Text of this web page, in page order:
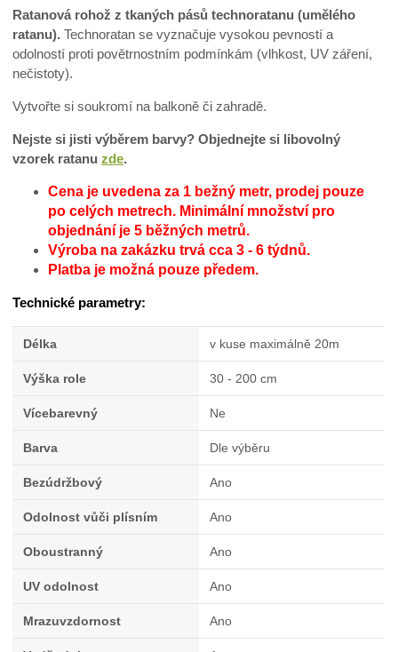
Ratanová rohož z tkaných pásů technoratanu (umělého
ratanu). Technoratan se vyznačuje vysokou pevností a
odolností proti povětrnostním podmínkám (vlhkost, UV záření,
nečistoty).
Vytvořte si soukromí na balkoně či zahradě.
Nejste si jisti výběrem barvy? Objednejte si libovolný
vzorek ratanuzde.
Cena je uvedena za 1 bežný metr, prodej pouze
po celých metrech. Minimální množství pro
objednání je 5 běžných metrů.
Výroba na zakázku trvá cca 3 - 6 týdnů.
Platba je možná pouze předem.
Technické parametry:
Délka v kuse maximálně 20m
Výška role 30 - 200 cm
Vícebarevný Ne
Barva Dle výběru
Bezúdržbový Ano
Odolnost vůči plísním Ano
Oboustranný Ano
UV odolnost Ano
Mrazuvzdornost Ano